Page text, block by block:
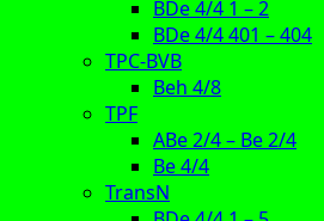
BDe 4/4 1 – 2
BDe 4/4 401 – 404
TPC-BVB
Beh 4/8
TPF
ABe 2/4 – Be 2/4
Be 4/4
TransN